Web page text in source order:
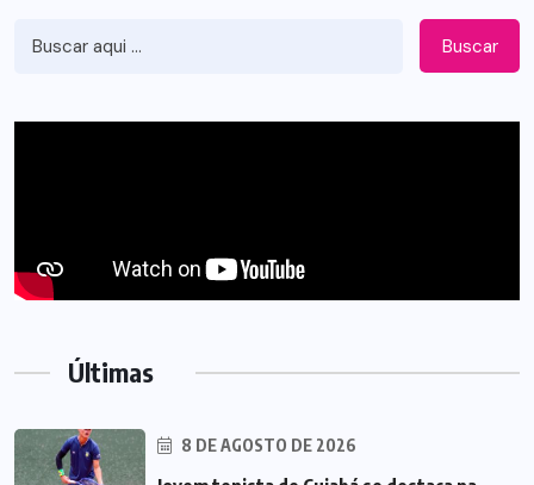
Buscar
Últimas
8 DE AGOSTO DE 2026